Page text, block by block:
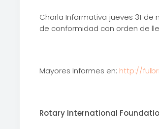
Charla Informativa jueves 31 de
de conformidad con orden de
Mayores Informes en: http://
Rotary International